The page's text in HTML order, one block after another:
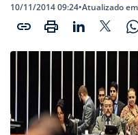
10/11/2014 09:24•Atualizado